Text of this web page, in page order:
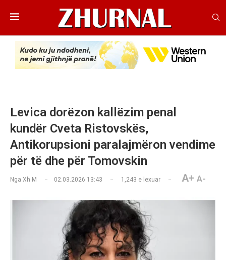
Levica dorëzon kallëzim penal
kundër Cveta Ristovskës,
Antikorupsioni paralajmëron vendime
për të dhe për Tomovskin
Nga Xh M 02.03.2026 13:43 1,243 e lexuar A+ A-